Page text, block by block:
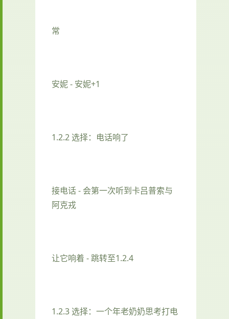
常
安妮 - 安妮+1
1.2.2 选择：电话响了
接电话 - 会第一次听到卡吕普索与
阿克戎
让它响着 - 跳转至1.2.4
1.2.3 选择：一个年老奶奶思考打电